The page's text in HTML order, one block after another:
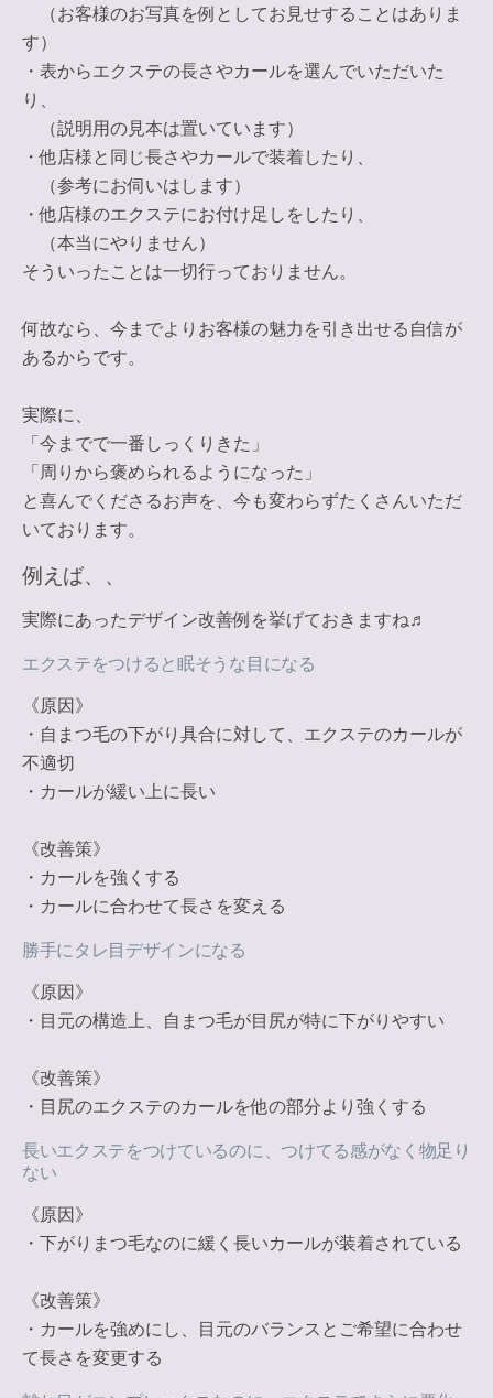
（お客様のお写真を例としてお見せすることはありま
す）
・表からエクステの長さやカールを選んでいただいた
り、
（説明用の見本は置いています）
・他店様と同じ長さやカールで装着したり、
（参考にお伺いはします）
・他店様のエクステにお付け足しをしたり、
（本当にやりません）
そういったことは一切行っておりません。
何故なら、今までよりお客様の魅力を引き出せる自信が
あるからです。
実際に、
「今までで一番しっくりきた」
「周りから褒められるようになった」
と喜んでくださるお声を、今も変わらずたくさんいただ
いております。
例えば、、
実際にあったデザイン改善例を挙げておきますね♬
エクステをつけると眠そうな目になる
《原因》
・自まつ毛の下がり具合に対して、エクステのカールが
不適切
・カールが緩い上に長い
《改善策》
・カールを強くする
・カールに合わせて長さを変える
勝手にタレ目デザインになる
《原因》
・目元の構造上、自まつ毛が目尻が特に下がりやすい
《改善策》
・目尻のエクステのカールを他の部分より強くする
長いエクステをつけているのに、つけてる感がなく物足り
ない
《原因》
・下がりまつ毛なのに緩く長いカールが装着されている
《改善策》
・カールを強めにし、目元のバランスとご希望に合わせ
て長さを変更する